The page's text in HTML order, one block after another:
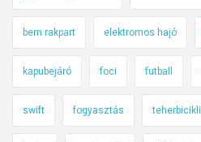
bem rakpart elektromos hajó
kapubejáró foci futball
swift fogyasztás teherbicikli